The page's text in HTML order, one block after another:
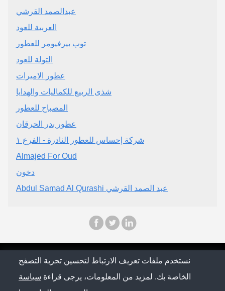
عبدالصمد القرشي
العربية للعود
توب بيرفيومر للعطور
التولة للعود
عطور الاميرات
شذى الربيع للكماليات والهدايا
المصباح للعطور
عطور بدر الحرقان
شركة إحساس للعطور النادرة - الفرع ١
Almajed For Oud
دخون
Abdul Samad Al Qurashi عبد الصمد القرشي
© Saudi Arabia Conference 2026
سياسة الخصوصية
نستخدم ملفات تعريف الارتباط لتحسين تجربة التصفح
الخاصة بك. لمزيد من المعلومات، يرجى قراءة سياسة